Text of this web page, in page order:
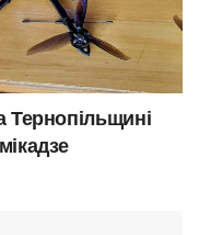
Тернопільщині